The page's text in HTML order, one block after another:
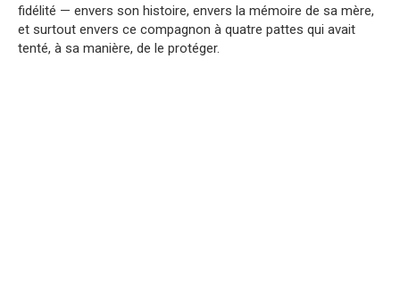
fidélité — envers son histoire, envers la mémoire de sa mère,
et surtout envers ce compagnon à quatre pattes qui avait
tenté, à sa manière, de le protéger.